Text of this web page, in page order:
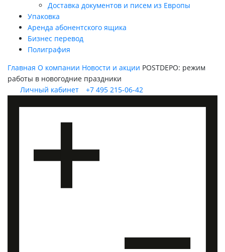
Доставка документов и писем из Европы
Упаковка
Аренда абонентского ящика
Бизнес перевод
Полиграфия
Главная О компании Новости и акции POSTDEPO: режим
работы в новогодние праздники
Личный кабинет
+7 495 215-06-42